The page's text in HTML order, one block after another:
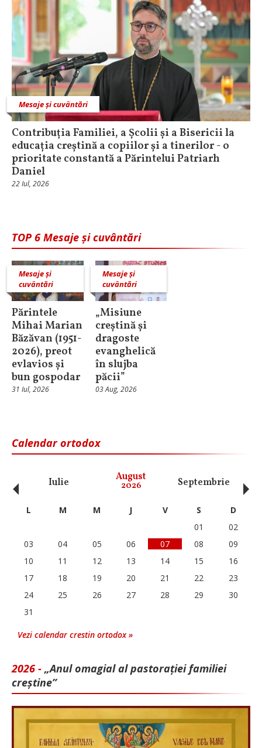
Mesaje și cuvântări
Contribuția Familiei, a Școlii și a Bisericii la
educația creștină a copiilor și a tinerilor - o
prioritate constantă a Părintelui Patriarh
Daniel
22 Iul, 2026
TOP 6 Mesaje și cuvântări
Mesaje și
cuvântări
Părintele
Mihai Marian
Băzăvan (1951-
2026), preot
evlavios și
bun gospodar
31 Iul, 2026
Mesaje și
cuvântări
„Misiune
creștină și
dragoste
evanghelică
în slujba
păcii”
03 Aug, 2026
Calendar ortodox
Iulie August
2026 Septembrie
‹ L M M J V S
D
01
02
03
04 05 06 07 08
09
10
11 12 13 14 15
16
17
18 19 20 21 22
23
24
25 26 27 28 29
30
31
Vezi calendar crestin ortodox »
2026 - „Anul omagial al pastorației familiei
creștine”